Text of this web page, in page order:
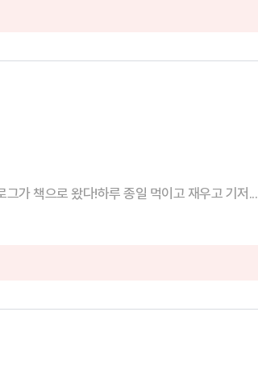
가 책으로 왔다!하루 종일 먹이고 재우고 기저...